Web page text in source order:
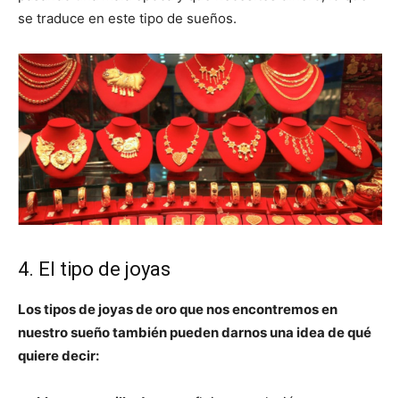
se traduce en este tipo de sueños.
4. El tipo de joyas
Los tipos de joyas de oro que nos encontremos en
nuestro sueño también pueden darnos una idea de qué
quiere decir: